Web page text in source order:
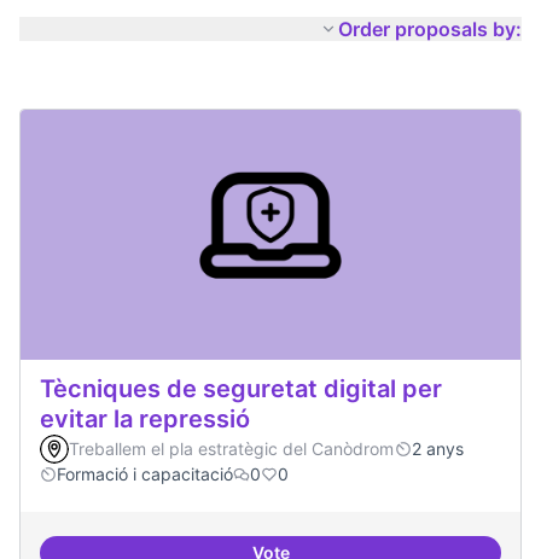
Order proposals by:
Tècniques de seguretat digital per
evitar la repressió
Treballem el pla estratègic del Canòdrom
2 anys
Formació i capacitació
0 0
Vote